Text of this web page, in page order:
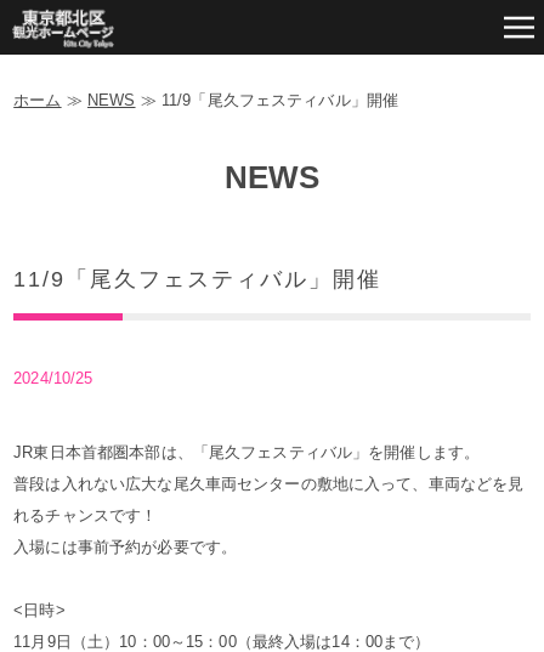
ホーム ≫ NEWS ≫ 11/9「尾久フェスティバル」開催
NEWS
11/9「尾久フェスティバル」開催
2024/10/25
JR東日本首都圏本部は、「尾久フェスティバル」を開催します。
普段は入れない広大な尾久車両センターの敷地に入って、車両などを見
れるチャンスです！
入場には事前予約が必要です。
<日時>
11月9日（土）10：00～15：00（最終入場は14：00まで）